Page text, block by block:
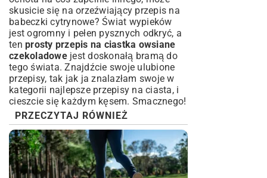
skusicie się na orzeźwiający przepis na
babeczki cytrynowe? Świat wypieków
jest ogromny i pełen pysznych odkryć, a
ten prosty przepis na ciastka owsiane
czekoladowejest doskonałą bramą do
tego świata. Znajdźcie swoje ulubione
przepisy, tak jak ja znalazłam swoje w
kategorii najlepsze przepisy na ciasta, i
cieszcie się każdym kęsem. Smacznego!
PRZECZYTAJ RÓWNIEŻ